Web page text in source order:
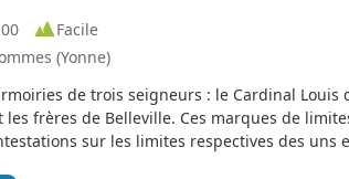
Facile
(Yonne)
de trois seigneurs : le Cardinal Louis
frères de Belleville. Ces marques de
sur les limites respectives des uns